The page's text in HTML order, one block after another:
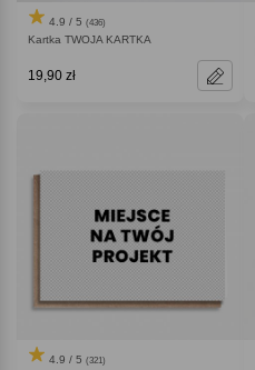
4.9 / 5 (436)
Kartka TWOJA KARTKA
19,90 zł
4.9 / 5 (321)